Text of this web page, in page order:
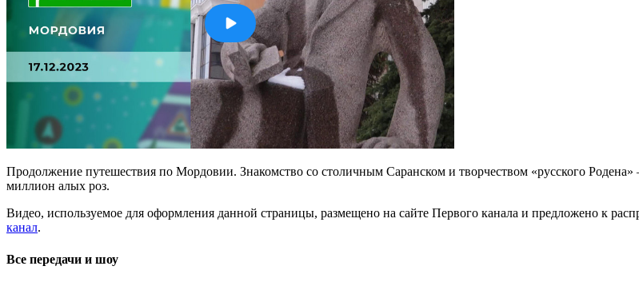
Продолжение путешествия по Мордовии. Знакомство со столичным Саранском и творчеством «русского
миллион алых роз.
Видео, используемое для оформления данной страницы, размещено на сайте Первого канала и предложено к
канал.
Все передачи и шоу